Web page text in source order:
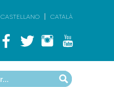
CASTELLANO CATALÀ